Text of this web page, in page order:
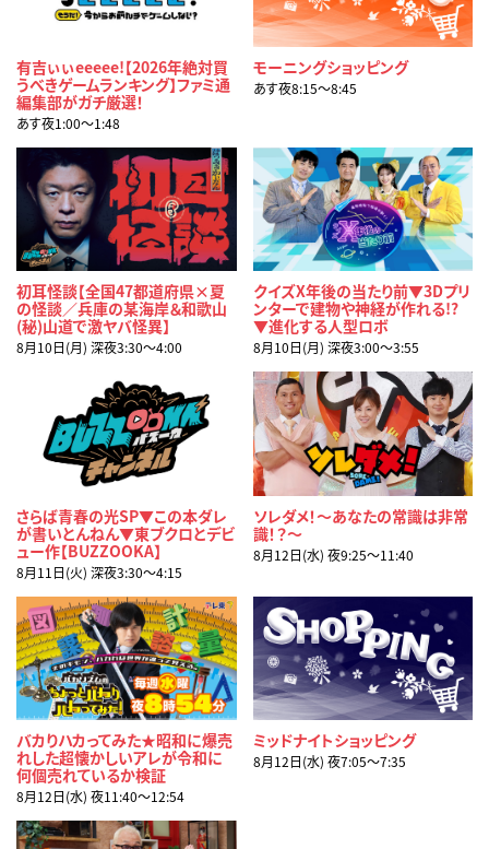
有吉ぃぃeeeee!【2026年絶対買
うべきゲームランキング】ファミ通
編集部がガチ厳選！
あす夜1:00〜1:48
モーニングショッピング
あす夜8:15〜8:45
初耳怪談【全国47都道府県×夏
の怪談／兵庫の某海岸＆和歌山
(秘)山道で激ヤバ怪異】
8月10日(月) 深夜3:30〜4:00
クイズX年後の当たり前▼3Dプリ
ンターで建物や神経が作れる!?
▼進化する人型ロボ
8月10日(月) 深夜3:00〜3:55
さらば青春の光SP▼この本ダレ
が書いとんねん▼東ブクロとデビ
ュー作【BUZZOOKA】
8月11日(火) 深夜3:30〜4:15
ソレダメ！～あなたの常識は非常
識！？～
8月12日(水) 夜9:25〜11:40
バカりハカってみた★昭和に爆売
れした超懐かしいアレが令和に
何個売れているか検証
8月12日(水) 夜11:40〜12:54
ミッドナイトショッピング
8月12日(水) 夜7:05〜7:35